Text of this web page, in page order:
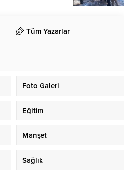
Tüm Yazarlar
Foto Galeri
Eğitim
Manşet
Sağlık